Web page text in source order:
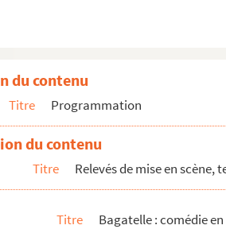
du contenu
Titre Programmation
du contenu
Titre Relevés de mise en
Titre
Bagatelle : comédie en